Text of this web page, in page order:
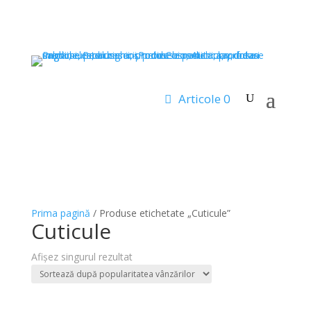
Articole 0
Prima pagină / Produse etichetate „Cuticule”
Cuticule
Afișez singurul rezultat